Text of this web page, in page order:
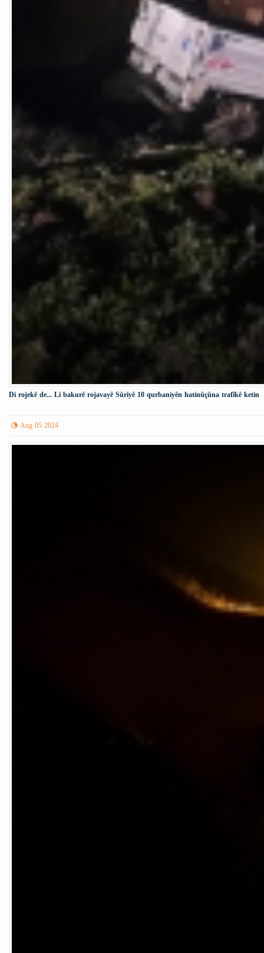
Di rojekê de... Li bakurê rojavayê Sûriyê 10 qurbaniyên hatinûçûna trafîkê ketin
Aug 05 2024